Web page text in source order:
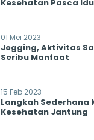
Kesehatan Pasca
01 Mei 2023
Jogging, Aktivitas
Seribu Manfaat
15 Feb 2023
Langkah Sederhana
Kesehatan Jantung